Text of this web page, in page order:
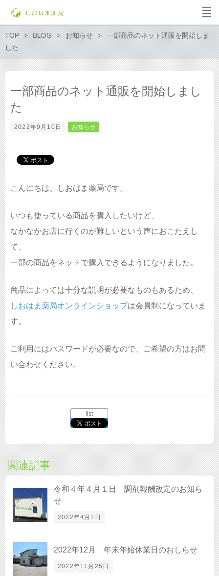
TOP BLOG お知らせ
一部商品のネット通販を開始しま
した
一部商品のネット通販を開始しまし
た
2022年9月10日 お知らせ
こんにちは、しおはま薬局です。
いつも使っている商品を購入したいけど、
なかなかお店に行くのが難しいという声におこたえし
て、
一部の商品をネットで購入できるようになりました。
商品によっては十分な説明が必要なものもあるため、
しおはま薬局オンラインショップは会員制になっていま
す。
ご利用にはパスワードが必要なので、ご希望の方はお問
い合わせください。
list
関連記事
令和４年４月１日 調剤報酬改定のお知ら
せ
2022年4月1日
2022年12月 年末年始休業日のおしらせ
2022年11月25日